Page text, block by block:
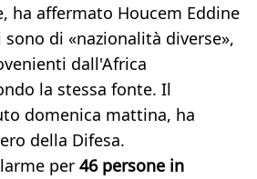
ha affermato Houcem Eddine
di «nazionalità diverse»,
dall'Africa
la stessa fonte. Il
domenica mattina, ha
della Difesa.
per 46 persone in